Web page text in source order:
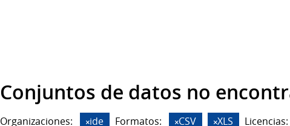
Conjuntos de datos no
Organizaciones: ide Formatos: CSV XLS Licencias: